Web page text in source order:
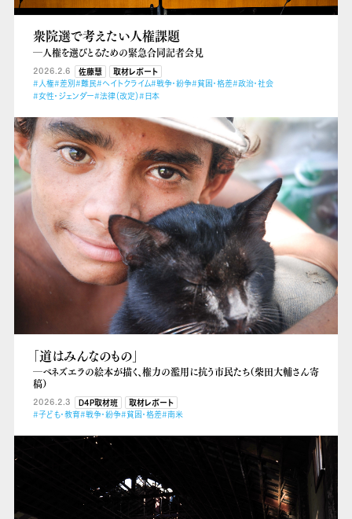
衆院選で考えたい人権課題
―人権を選びとるための緊急合同記者会見
2026.2.6 佐藤慧
取材レポート
#人権#差別#難民#ヘイトクライム#戦争・紛争#貧困・格差#政治・社会
#女性・ジェンダー#法律（改定）#日本
「道はみんなのもの」
―ベネズエラの絵本が描く、権力の濫用に抗う市民たち（柴田大輔さん寄
稿）
2026.2.3 D4P取材班
取材レポート
#子ども・教育#戦争・紛争#貧困・格差#南米